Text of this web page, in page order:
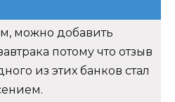
можно добавить
потому что отзыв
из этих банков стал